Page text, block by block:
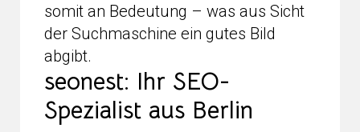
somit an Bedeutung – was aus Sicht
der Suchmaschine ein gutes Bild
abgibt.
seonest: Ihr SEO-
Spezialist aus Berlin